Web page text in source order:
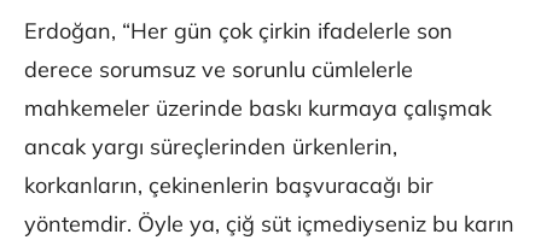
Erdoğan, “Her gün çok çirkin ifadelerle son
derece sorumsuz ve sorunlu cümlelerle
mahkemeler üzerinde baskı kurmaya çalışmak
ancak yargı süreçlerinden ürkenlerin,
korkanların, çekinenlerin başvuracağı bir
yöntemdir. Öyle ya, çiğ süt içmediyseniz bu karın